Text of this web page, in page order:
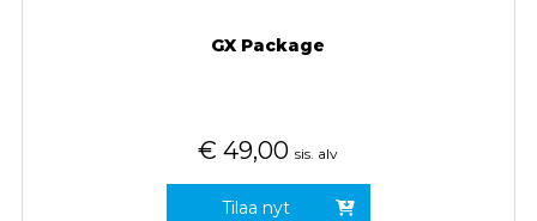
GX Package
€ 49,00 sis. alv
Tilaa nyt